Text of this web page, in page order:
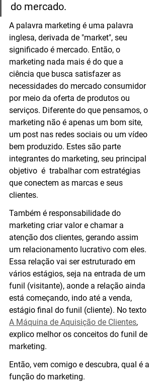
do mercado.
A palavra marketing é uma palavra
inglesa, derivada de "market", seu
significado é mercado. Então, o
marketing nada mais é do que a
ciência que busca satisfazer as
necessidades do mercado consumidor
por meio da oferta de produtos ou
serviços. Diferente do que pensamos, o
marketing não é apenas um bom site,
um post nas redes sociais ou um vídeo
bem produzido. Estes são parte
integrantes do marketing, seu principal
objetivo  é  trabalhar com estratégias
que conectem as marcas e seus
clientes.
Também é responsabilidade do
marketing criar valor e chamar a
atenção dos clientes, gerando assim
um relacionamento lucrativo com eles.
Essa relação vai ser estruturado em
vários estágios, seja na entrada de um
funil (visitante), aonde a relação ainda
está começando, indo até a venda,
estágio final do funil (cliente). No texto
A Máquina de Aquisição de Clientes,
explico melhor os conceitos do funil de
marketing.
Então, vem comigo e descubra, qual é a
função do marketing.